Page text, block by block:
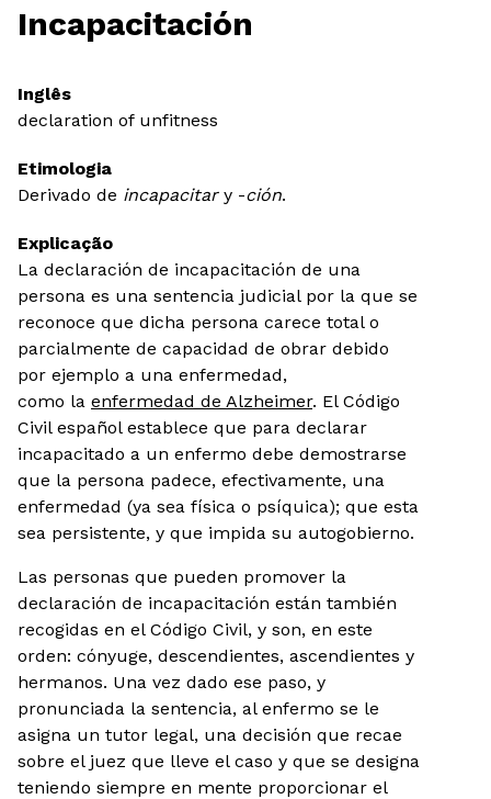
Incapacitación
Inglês
declaration of unfitness
Etimologia
Derivado de incapacitar y -ción.
Explicação
La declaración de incapacitación de una
persona es una sentencia judicial por la que se
reconoce que dicha persona carece total o
parcialmente de capacidad de obrar debido
por ejemplo a una enfermedad,
como la enfermedad de Alzheimer. El Código
Civil español establece que para declarar
incapacitado a un enfermo debe demostrarse
que la persona padece, efectivamente, una
enfermedad (ya sea física o psíquica); que esta
sea persistente, y que impida su autogobierno.
Las personas que pueden promover la
declaración de incapacitación están también
recogidas en el Código Civil, y son, en este
orden: cónyuge, descendientes, ascendientes y
hermanos. Una vez dado ese paso, y
pronunciada la sentencia, al enfermo se le
asigna un tutor legal, una decisión que recae
sobre el juez que lleve el caso y que se designa
teniendo siempre en mente proporcionar el